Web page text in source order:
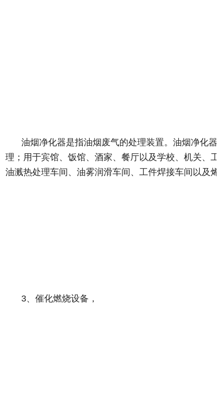
油烟净化器是指油烟废气的处理装置。油烟净化
理；用于宾馆、饭馆、酒家、餐厅以及学校、机关、
油溅热处理车间、油雾润滑车间、工件焊接车间以及
3、催化燃烧设备，